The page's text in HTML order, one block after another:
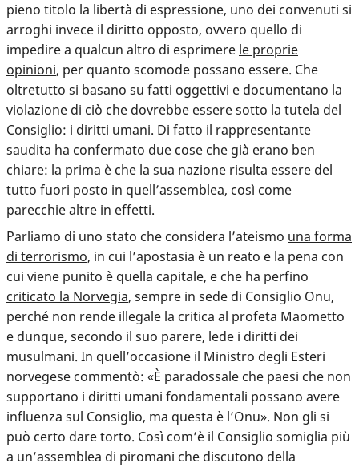
pieno titolo la libertà di espressione, uno dei convenuti si
arroghi invece il diritto opposto, ovvero quello di
impedire a qualcun altro di esprimere le proprie
opinioni, per quanto scomode possano essere. Che
oltretutto si basano su fatti oggettivi e documentano la
violazione di ciò che dovrebbe essere sotto la tutela del
Consiglio: i diritti umani. Di fatto il rappresentante
saudita ha confermato due cose che già erano ben
chiare: la prima è che la sua nazione risulta essere del
tutto fuori posto in quell’assemblea, così come
parecchie altre in effetti.
Parliamo di uno stato che considera l’ateismo una forma
di terrorismo, in cui l’apostasia è un reato e la pena con
cui viene punito è quella capitale, e che ha perfino
criticato la Norvegia, sempre in sede di Consiglio Onu,
perché non rende illegale la critica al profeta Maometto
e dunque, secondo il suo parere, lede i diritti dei
musulmani. In quell’occasione il Ministro degli Esteri
norvegese commentò: «È paradossale che paesi che non
supportano i diritti umani fondamentali possano avere
influenza sul Consiglio, ma questa è l’Onu». Non gli si
può certo dare torto. Così com’è il Consiglio somiglia più
a un’assemblea di piromani che discutono della